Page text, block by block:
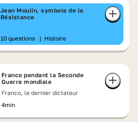
Jean Moulin, symbole de la
Résistance
10 questions | Histoire
Franco pendant la Seconde
Guerre mondiale
Franco, le dernier dictateur
4min